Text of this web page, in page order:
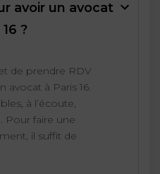
avoir un avocat
?
de prendre RDV
à Paris 16.
à l’écoute,
Pour faire une
il suffit de